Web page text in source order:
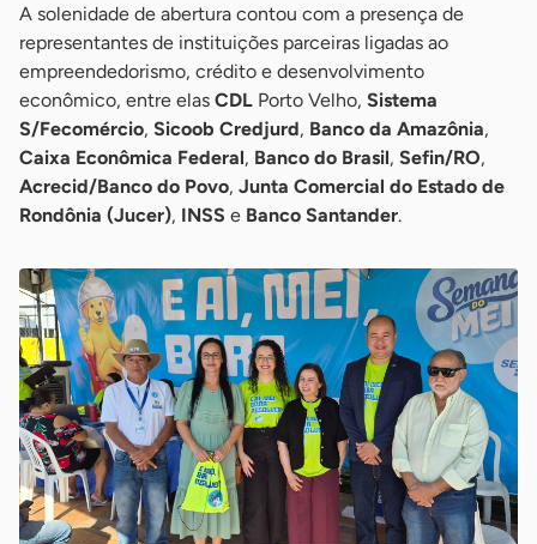
A solenidade de abertura contou com a presença de
representantes de instituições parceiras ligadas ao
empreendedorismo, crédito e desenvolvimento
econômico, entre elas CDL Porto Velho, Sistema
S/Fecomércio, Sicoob Credjurd, Banco da Amazônia,
Caixa Econômica Federal, Banco do Brasil, Sefin/RO,
Acrecid/Banco do Povo, Junta Comercial do Estado de
Rondônia (Jucer), INSS e Banco Santander.